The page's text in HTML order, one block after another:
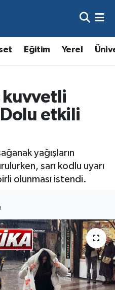
Eğitim Yerel
kuvvetli
Dolu etkili
yağışların
sarı kodlu uyarı
olunması istendi.
ve Fikstür